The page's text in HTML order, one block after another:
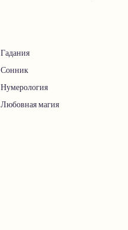
Гадания
Сонник
Нумерология
Любовная магия